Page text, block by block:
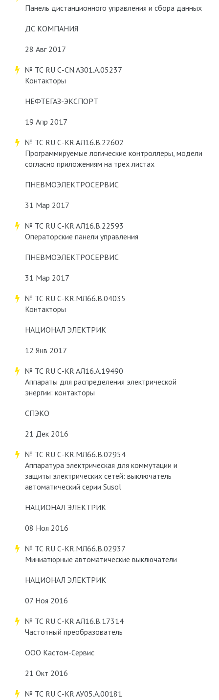
Панель дистанционного управления и сбора данных
ДС КОМПАНИЯ
28 Авг 2017
№ ТС RU С-CN.АЗ01.А.05237
Контакторы
НЕФТЕГАЗ-ЭКСПОРТ
19 Апр 2017
№ ТС RU С-KR.АЛ16.В.22602
Программируемые логические контроллеры, модели
согласно приложениям на трех листах
ПНЕВМОЭЛЕКТРОСЕРВИС
31 Мар 2017
№ ТС RU С-KR.АЛ16.В.22593
Операторские панели управления
ПНЕВМОЭЛЕКТРОСЕРВИС
31 Мар 2017
№ ТС RU С-KR.МЛ66.В.04035
Контакторы
НАЦИОНАЛ ЭЛЕКТРИК
12 Янв 2017
№ ТС RU С-KR.АЛ16.А.19490
Аппараты для распределения электрической
энергии: контакторы
СПЭКО
21 Дек 2016
№ ТС RU С-KR.МЛ66.В.02954
Аппаратура электрическая для коммутации и
защиты электрических сетей: выключатель
автоматический серии Susol
НАЦИОНАЛ ЭЛЕКТРИК
08 Ноя 2016
№ ТС RU С-KR.МЛ66.В.02937
Миниатюрные автоматические выключатели
НАЦИОНАЛ ЭЛЕКТРИК
07 Ноя 2016
№ ТС RU С-KR.АЛ16.В.17314
Частотный преобразователь
ООО Кастом-Сервис
21 Окт 2016
№ ТС RU С-KR.АУ05.А.00181